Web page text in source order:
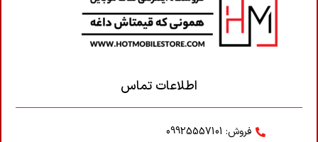
اطلاعات تماس
فروش: 09925557101